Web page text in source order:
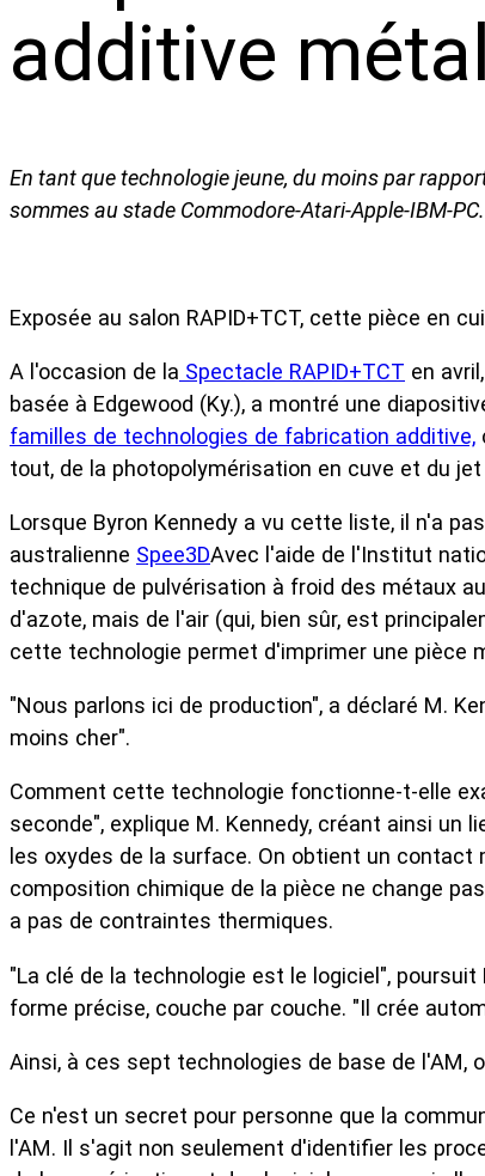
additive
En tant que technologie jeune, du moins par
sommes au stade Commodore-Atari-Apple-IBM-
Exposée au salon RAPID+TCT, cette pièce en
A l'occasion de la Spectacle RAPID+TCT en
basée à Edgewood (Ky.), a montré une
familles de technologies de fabrication additive,
tout, de la photopolymérisation en cuve et du
Lorsque Byron Kennedy a vu cette liste, il n'a
australienne Spee3DAvec l'aide de l'Institut
technique de pulvérisation à froid des métaux
d'azote, mais de l'air (qui, bien sûr, est
cette technologie permet d'imprimer une pièce
"Nous parlons ici de production", a déclaré M.
moins cher".
Comment cette technologie fonctionne-t-elle
seconde", explique M. Kennedy, créant ainsi
les oxydes de la surface. On obtient un
composition chimique de la pièce ne change
a pas de contraintes thermiques.
"La clé de la technologie est le logiciel",
forme précise, couche par couche. "Il crée
Ainsi, à ces sept technologies de base de l'AM,
Ce n'est un secret pour personne que la
l'AM. Il s'agit non seulement d'identifier les